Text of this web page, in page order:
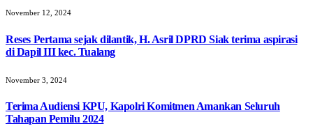
November 12, 2024
Reses Pertama sejak dilantik, H. Asril DPRD Siak terima aspirasi
di Dapil III kec. Tualang
November 3, 2024
Terima Audiensi KPU, Kapolri Komitmen Amankan Seluruh
Tahapan Pemilu 2024